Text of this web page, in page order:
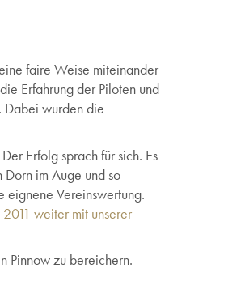
faire Weise miteinander
Erfahrung der Piloten und
Dabei wurden die
Erfolg sprach für sich. Es
im Auge und so
eignene Vereinswertung.
weiter mit unserer
Pinnow zu bereichern.